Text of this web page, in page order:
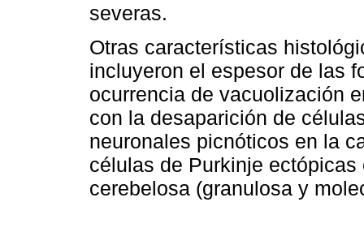
severas.
Otras características
incluyeron el espesor de las
ocurrencia de vacuolización
con la desaparición de
neuronales picnóticos en la
células de Purkinje
cerebelosa (granulosa y